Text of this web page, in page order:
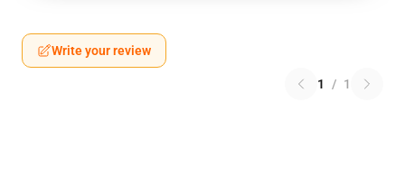
Write your review
1 / 1